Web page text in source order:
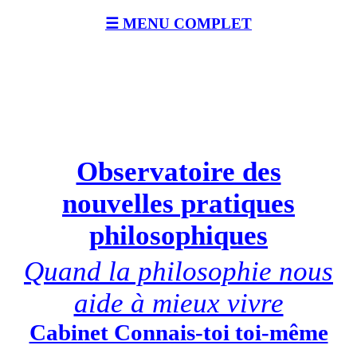
☰ MENU COMPLET
Observatoire des
nouvelles pratiques
philosophiques
Quand la philosophie nous
aide à mieux vivre
Cabinet Connais-toi toi-même